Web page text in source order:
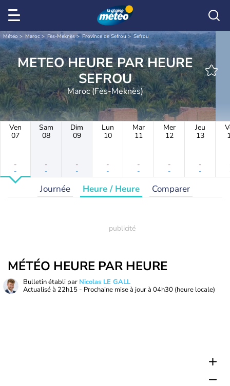
Météo Maroc Fès-Meknès Province de Sefrou Sefrou
METEO HEURE PAR HEURE
SEFROU
Maroc (Fès-Meknès)
Ven
07
-
-
Sam
08
-
-
Dim
09
-
-
Lun
10
-
-
Mar
11
-
-
Mer
12
-
-
Jeu
13
-
-
Journée Heure / Heure Comparer
MÉTÉO HEURE PAR HEURE
Bulletin établi par Nicolas LE GALL
Actualisé à 22h15 - Prochaine mise à jour à 04h30 (heure locale)